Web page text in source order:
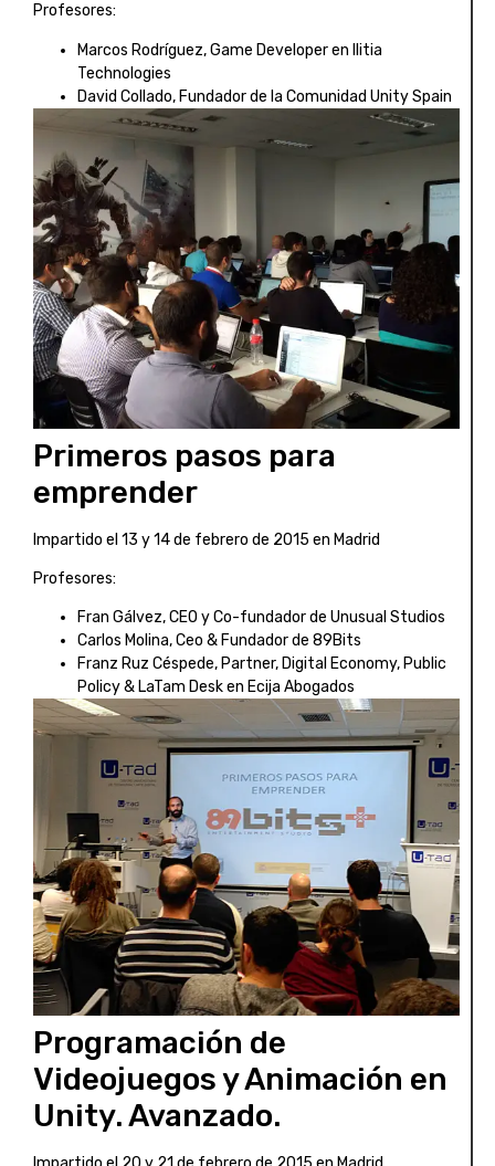
Profesores:
Marcos Rodríguez, Game Developer en Ilitia
Technologies
David Collado, Fundador de la Comunidad Unity Spain
Primeros pasos para
emprender
Impartido el 13 y 14 de febrero de 2015 en Madrid
Profesores:
Fran Gálvez, CEO y Co-fundador de Unusual Studios
Carlos Molina, Ceo & Fundador de 89Bits
Franz Ruz Céspede, Partner, Digital Economy, Public
Policy & LaTam Desk en Ecija Abogados
Programación de
Videojuegos y Animación en
Unity. Avanzado.